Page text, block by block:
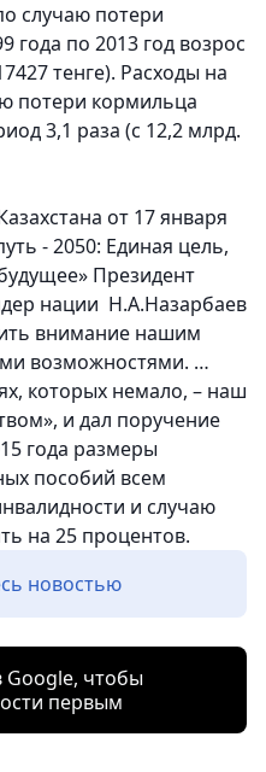
случаю потери
года по 2013 год возрос
тенге). Расходы на
потери кормильца
3,1 раза (с 12,2 млрд.
от 17 января
- 2050: Единая цель,
Президент
нации Н.А.Назарбаев
внимание нашим
возможностями. …
которых немало, – наш
и дал поручение
года размеры
пособий всем
и случаю
на 25 процентов.
новостью
Google, чтобы
первым